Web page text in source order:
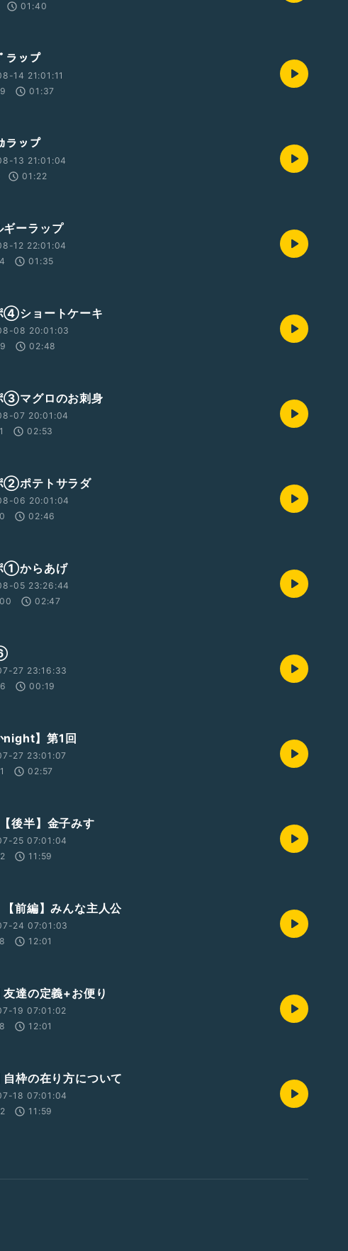
01:40
ラップ
14 21:01:11
01:37
ラップ
13 21:01:04
01:22
ギーラップ
12 22:01:04
01:35
④ショートケーキ
08 20:01:03
02:48
③マグロのお刺身
07 20:01:04
02:53
②ポテトサラダ
06 20:01:04
02:46
①からあげ
05 23:26:44
02:47
27 23:16:33
00:19
night】第1回
27 23:01:07
02:57
後半】金子みすゞ
25 07:01:04
11:59
前編】みんな主人公
24 07:01:03
12:01
達の定義+お便り
19 07:01:02
12:01
枠の在り方について
18 07:01:04
11:59